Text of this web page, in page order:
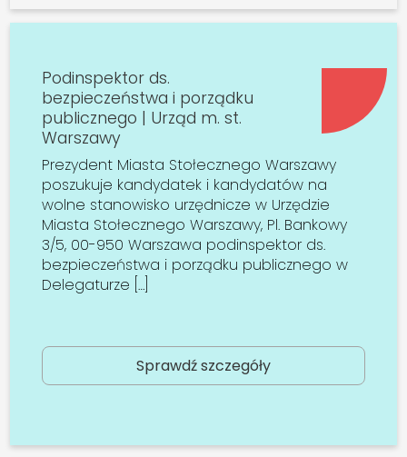
Podinspektor ds.
bezpieczeństwa i porządku
publicznego | Urząd m. st.
Warszawy
Prezydent Miasta Stołecznego Warszawy
poszukuje kandydatek i kandydatów na
wolne stanowisko urzędnicze w Urzędzie
Miasta Stołecznego Warszawy, Pl. Bankowy
3/5, 00-950 Warszawa podinspektor ds.
bezpieczeństwa i porządku publicznego w
Delegaturze […]
Sprawdź szczegóły